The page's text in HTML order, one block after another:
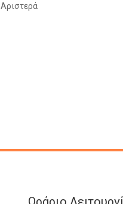
Αριστερά